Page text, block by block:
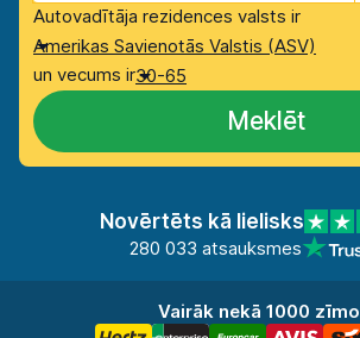
Autovadītāja rezidences valsts ir
Amerikas Savienotās Valstis (ASV)
un vecums ir30-65
Meklēt
Novērtēts kā lielisks
280 033 atsauksmes
Vairāk nekā 1000